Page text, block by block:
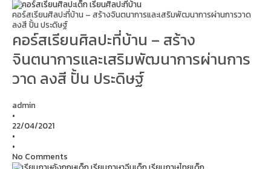
คอร์สเรียนศิลปะที่บ้าน – สร้างจินตนาการและเสริมพัฒนาการผ่านการวาด
ลงสี ปั้น ประดิษฐ์
คอร์สเรียนศิลปะที่บ้าน – สร้าง
จินตนาการและเสริมพัฒนาการผ่านการ
วาด ลงสี ปั้น ประดิษฐ์
admin
•
22/04/2021
•
•
No Comments